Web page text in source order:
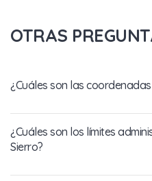
OTRAS
¿Cuáles son las coordenadas
¿Cuáles son los límites
Sierro?